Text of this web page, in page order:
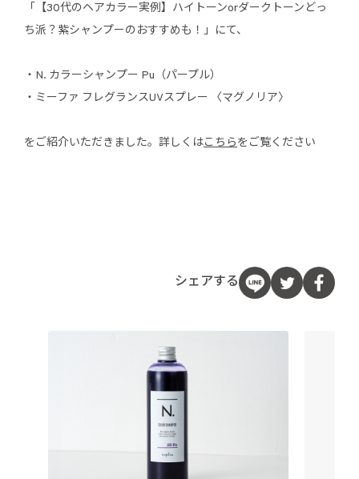
「【30代のヘアカラー実例】ハイトーンorダークトーンどっ
ち派？紫シャンプーのおすすめも！」にて、
・N. カラーシャンプー Pu（パープル）
・ミーファ フレグランスUVスプレー 〈マグノリア〉
をご紹介いただきました。詳しくはこちらをご覧ください
シェアする